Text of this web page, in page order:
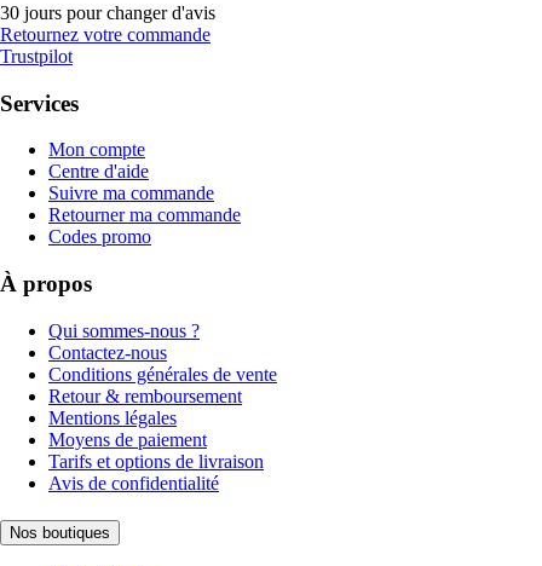
30 jours pour changer d'avis
Retournez votre commande
Trustpilot
Services
Mon compte
Centre d'aide
Suivre ma commande
Retourner ma commande
Codes promo
À propos
Qui sommes-nous ?
Contactez-nous
Conditions générales de vente
Retour & remboursement
Mentions légales
Moyens de paiement
Tarifs et options de livraison
Avis de confidentialité
Nos boutiques